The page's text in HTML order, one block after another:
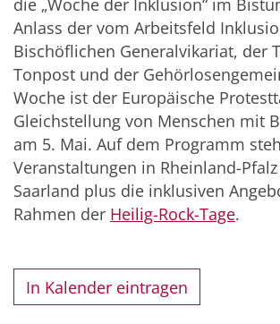
die „Woche der Inklusion“ im
Anlass der vom Arbeitsfeld
Bischöflichen Generalvikariat, der
Tonpost und der
Woche ist der Europäische
Gleichstellung von Menschen mit
am 5. Mai. Auf dem Programm
Veranstaltungen in Rheinland-
Saarland plus die inklusiven
Rahmen der Heilig-Rock-Tage.
In Kalender eintragen